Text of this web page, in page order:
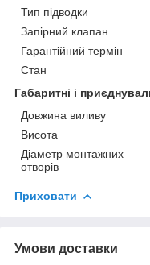
Тип підводки
Запірний клапан
Гарантійний термін
Стан
Габаритні і
Довжина виливу
Висота
Діаметр монтажних
отворів
Приховати
Умови доставки